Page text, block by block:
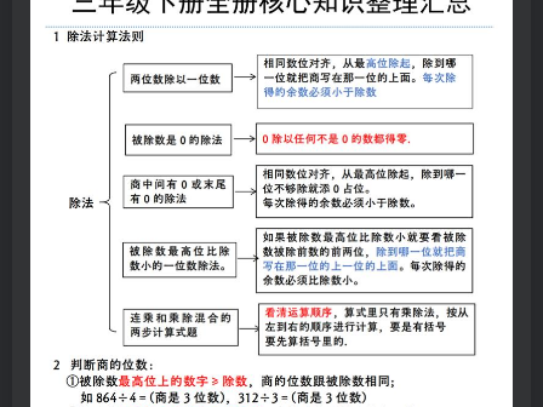
使用社交账号登录即表示同意用户协议、隐私声明